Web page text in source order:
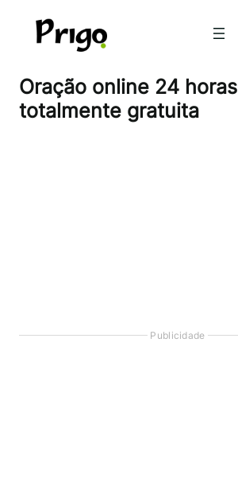
Oração online 24 horas
totalmente gratuita
Publicidade